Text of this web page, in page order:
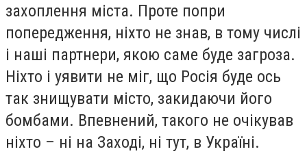
захоплення міста. Проте попри
попередження, ніхто не знав, в тому числі
і наші партнери, якою саме буде загроза.
Ніхто і уявити не міг, що Росія буде ось
так знищувати місто, закидаючи його
бомбами. Впевнений, такого не очікував
ніхто – ні на Заході, ні тут, в Україні.